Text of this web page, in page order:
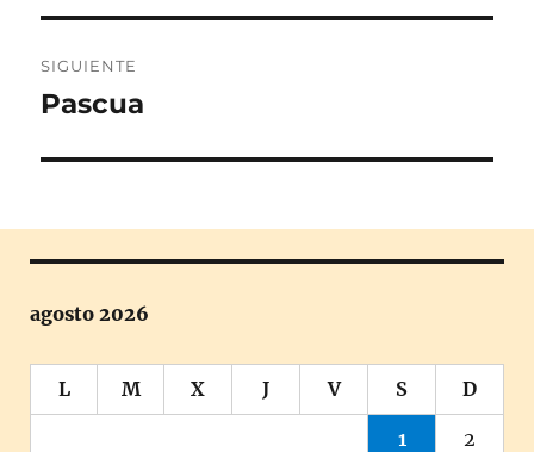
SIGUIENTE
Entrada
Pascua
agosto 2026
L M X J V S D
1 2